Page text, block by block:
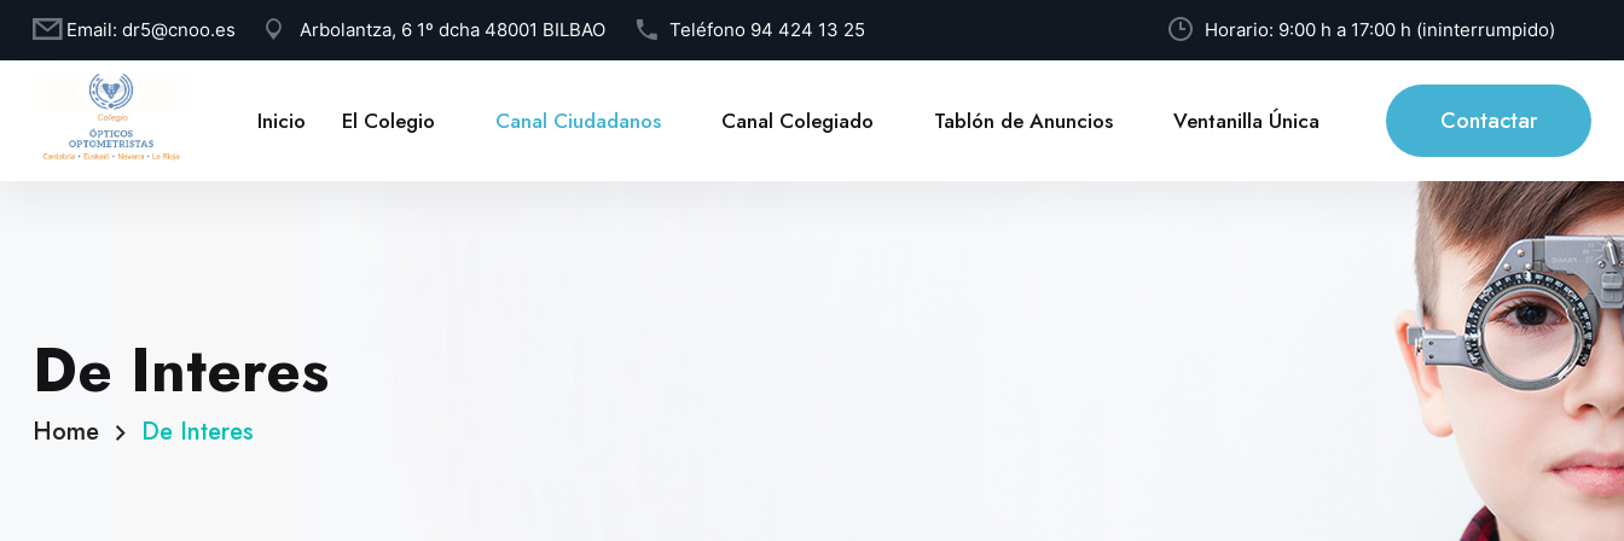
Email: dr5@cnoo.es Arbolantza, 6 1º dcha 48001 BILBAO Teléfono 94 424 13 25 Horario: 9:00 h a 17:00 h (ininterrumpido)
Inicio El Colegio Canal Ciudadanos Canal Colegiado Tablón de Anuncios Ventanilla Única Contactar
De Interes
Home De Interes